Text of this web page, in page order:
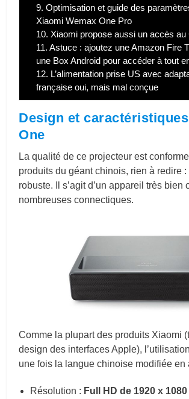
9. Optimisation et guide des
Xiaomi Wemax One Pro
10. Xiaomi propose aussi un accès au
11. Astuce : ajoutez une Amazon Fire
une Box Android pour accéder à tout
12. L’alimentation prise US avec
française oui, mais mal conçue
Design et
One
La qualité de ce projecteur est
produits du géant chinois, rien à redire
robuste. Il s’agit d’un appareil très bien
nombreuses connectiques.
Comme la plupart des produits Xiaomi
design des interfaces Apple),
une fois la langue chinoise modifiée en
Résolution : Full HD de 1920 x